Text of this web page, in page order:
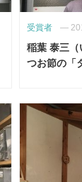
受賞者 —
稲葉 泰三
つお節の「